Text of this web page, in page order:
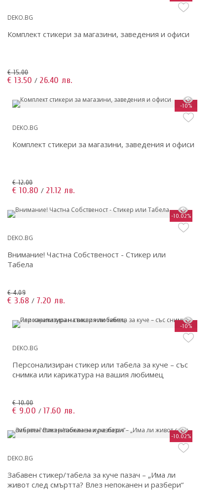
DEKO.BG
Комплект стикери за магазини, заведения и офиси
€ 15.00
€ 13.50 / 26.40 лв.
-10%
DEKO.BG
Комплект стикери за магазини, заведения и офиси
€ 12.00
€ 10.80 / 21.12 лв.
-10.02%
DEKO.BG
Внимание! Частна Собственост - Стикер или
Табела
€ 4.09
€ 3.68 / 7.20 лв.
-10%
DEKO.BG
Персонализиран стикер или табела за куче – със
снимка или карикатура на вашия любимец
€ 10.00
€ 9.00 / 17.60 лв.
-10.02%
DEKO.BG
Забавен стикер/табела за куче пазач – „Има ли
живот след смъртта? Влез непоканен и разбери“